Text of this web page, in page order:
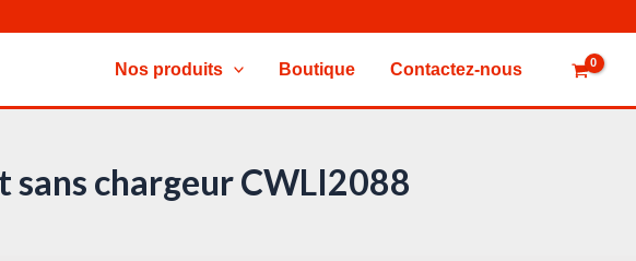
Nos produits Boutique Contactez-nous
sans chargeur CWLI2088